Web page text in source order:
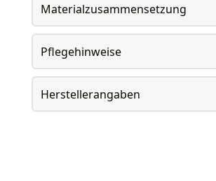
Materialzusammensetzung
Pflegehinweise
Herstellerangaben